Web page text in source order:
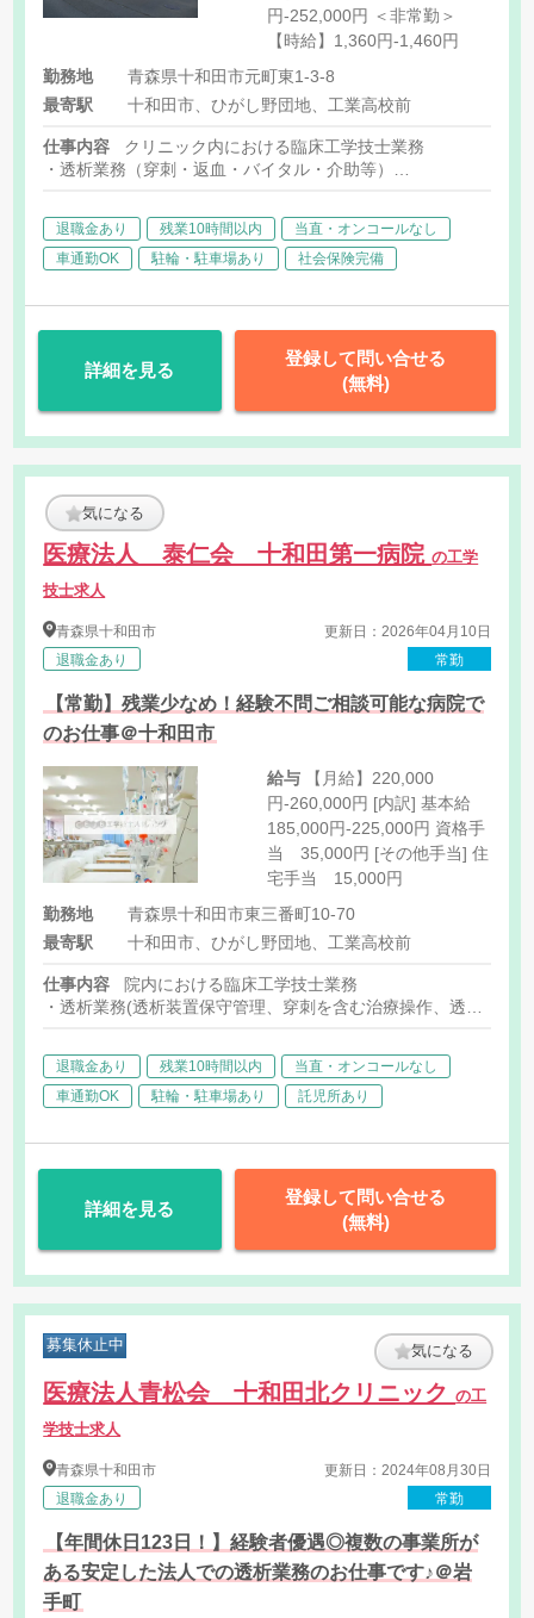
円-252,000円 ＜非常勤＞
【時給】1,360円-1,460円
勤務地
青森県十和田市元町東1-3-8
最寄駅
十和田市、ひがし野団地、工業高校前
仕事内容
クリニック内における臨床工学技士業務
・透析業務（穿刺・返血・バイタル・介助等）
退職金あり 残業10時間以内
当直・オンコールなし
車通勤OK
駐輪・駐車場あり 社会保険完備
詳細を見る
登録して問い合せる
(無料)
気になる
医療法人 泰仁会 十和田第一病院の工学
技士求人
青森県十和田市
退職金あり
更新日：2026年04月10日
常勤
【常勤】残業少なめ！経験不問ご相談可能な病院で
のお仕事＠十和田市
給与
円-260,000円 [内訳] 基本給
185,000円-225,000円 資格手
当 35,000円 [その他手当] 住
宅手当 15,000円
勤務地
青森県十和田市東三番町10-70
最寄駅
十和田市、ひがし野団地、工業高校前
仕事内容
院内における臨床工学技士業務
・透析業務(透析装置保守管理、穿刺を含む治療操作、透析シス
・医療ガス設備の管理、滅菌器の運用管理など
退職金あり 残業10時間以内
当直・オンコールなし
車通勤OK
駐輪・駐車場あり 託児所あり
詳細を見る
登録して問い合せる
(無料)
募集休止中 気になる
医療法人青松会 十和田北クリニックの工
学技士求人
青森県十和田市
退職金あり
更新日：2024年08月30日
常勤
【年間休日123日！】経験者優遇◎複数の事業所が
ある安定した法人での透析業務のお仕事です♪＠岩
手町